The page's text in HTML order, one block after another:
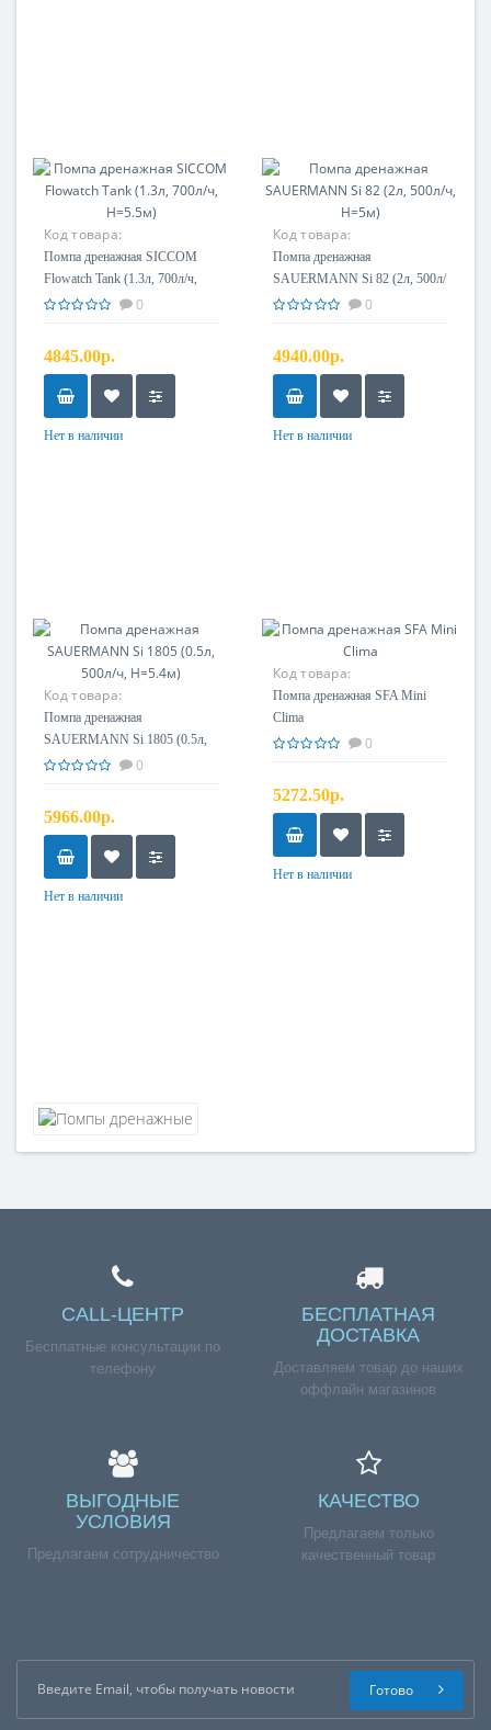
Код товара:
Помпа дренажная SICCOM
Flowatch Tank (1.3л, 700л/ч,
H=5.5м)
0
4845.00р.
Нет в наличии
Код товара:
Помпа дренажная
SAUERMANN Si 82 (2л, 500л/
ч, H=5м)
0
4940.00р.
Нет в наличии
Код товара:
Помпа дренажная
SAUERMANN Si 1805 (0.5л,
500л/ч, H=5.4м)0
5966.00р.
Нет в наличии
Код товара:
Помпа дренажная SFA Mini
Clima
0
5272.50р.
Нет в наличии
CALL-ЦЕНТР
Бесплатные консультации по
телефону
БЕСПЛАТНАЯ
ДОСТАВКА
Доставляем товар до наших
оффлайн магазинов
ВЫГОДНЫЕ
УСЛОВИЯ
Предлагаем сотрудничество
КАЧЕСТВО
Предлагаем только
качественный товар
Готово